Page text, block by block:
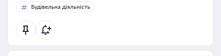
Будівельна діяльність